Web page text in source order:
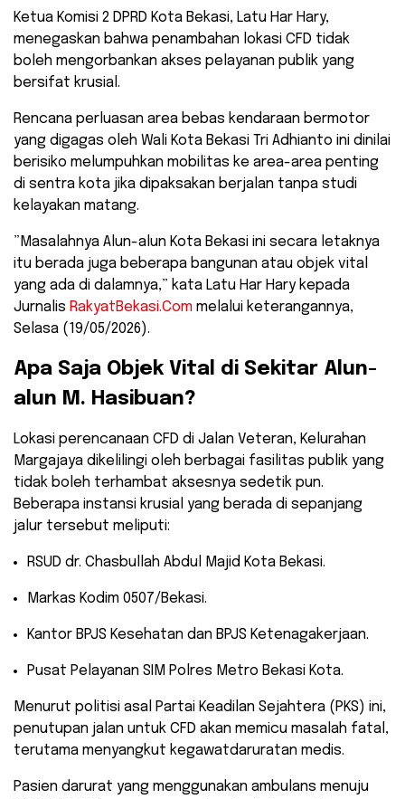
​Ketua Komisi 2 DPRD Kota Bekasi, Latu Har Hary,
menegaskan bahwa penambahan lokasi CFD tidak
boleh mengorbankan akses pelayanan publik yang
bersifat krusial.
Rencana perluasan area bebas kendaraan bermotor
yang digagas oleh Wali Kota Bekasi Tri Adhianto ini dinilai
berisiko melumpuhkan mobilitas ke area-area penting
di sentra kota jika dipaksakan berjalan tanpa studi
kelayakan matang.
​”Masalahnya Alun-alun Kota Bekasi ini secara letaknya
itu berada juga beberapa bangunan atau objek vital
yang ada di dalamnya,” kata Latu Har Hary kepada
Jurnalis RakyatBekasi.Com melalui keterangannya,
Selasa (19/05/2026).
​Apa Saja Objek Vital di Sekitar Alun-
alun M. Hasibuan?
​Lokasi perencanaan CFD di Jalan Veteran, Kelurahan
Margajaya dikelilingi oleh berbagai fasilitas publik yang
tidak boleh terhambat aksesnya sedetik pun.
Beberapa instansi krusial yang berada di sepanjang
jalur tersebut meliputi:
​RSUD dr. Chasbullah Abdul Majid Kota Bekasi.
​Markas Kodim 0507/Bekasi.
​Kantor BPJS Kesehatan dan BPJS Ketenagakerjaan.
​Pusat Pelayanan SIM Polres Metro Bekasi Kota.
​Menurut politisi asal Partai Keadilan Sejahtera (PKS) ini,
penutupan jalan untuk CFD akan memicu masalah fatal,
terutama menyangkut kegawatdaruratan medis.
Pasien darurat yang menggunakan ambulans menuju